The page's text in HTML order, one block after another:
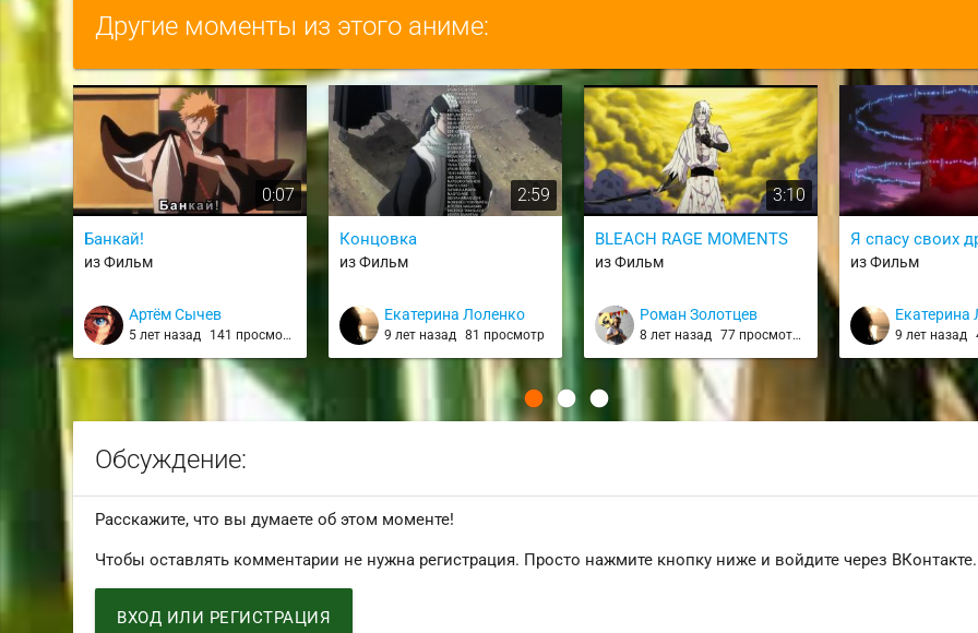
Другие моменты из этого аниме:
0:07
Банкай!
из Фильм
Артём Сычев
5 лет назад 141 просмотр
2:59
Концовка
из Фильм
Екатерина Лоленко
9 лет назад 81 просмотр
3:10
BLEACH RAGE MOMENTS
из Фильм
Роман Золотцев
8 лет назад 77 просмотров
Я спасу своих
из Фильм
Екатерина
9 лет назад
Обсуждение:
Расскажите, что вы думаете об этом моменте!
Чтобы оставлять комментарии не нужна регистрация. Просто нажмите кнопку ниже и войдите через ВКонтакте.
ВХОД ИЛИ РЕГИСТРАЦИЯ